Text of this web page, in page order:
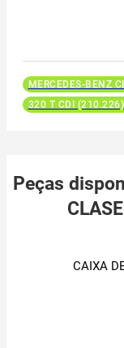
MERCEDES-BENZ
320 T CDI
Peças
CAIXA